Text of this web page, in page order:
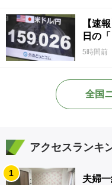
【速
日の
5時間前
全国
アクセスランキ
1
夫婦